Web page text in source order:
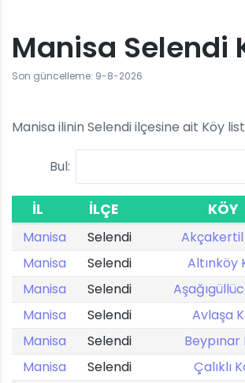
Manisa Selendi
Son güncelleme: 9-8-2026
Manisa ilinin Selendi ilçesine ait Köy
Bul:
İL İLÇE KÖY
Manisa Selendi
Akçakertil
Manisa
Selendi
Altınköy
Manisa
Selendi
Manisa
Selendi
Avlaşa
Manisa
Selendi
Beypınar
Manisa
Selendi
Çalıklı